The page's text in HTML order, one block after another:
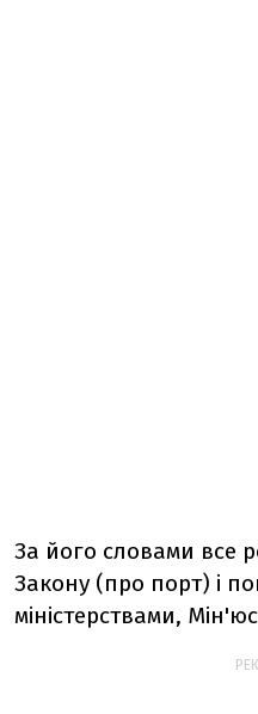
За його словами все
Закону (про порт) і
міністерствами,